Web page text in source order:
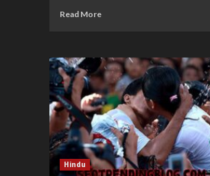
Read More
Hindu